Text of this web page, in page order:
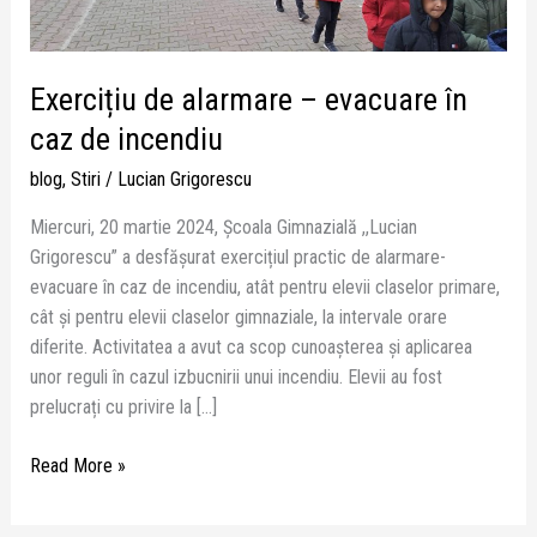
Exercițiu de alarmare – evacuare în
caz de incendiu
blog, Stiri/ Lucian Grigorescu
Miercuri, 20 martie 2024, Școala Gimnazială ,,Lucian
Grigorescu” a desfășurat exercițiul practic de alarmare-
evacuare în caz de incendiu, atât pentru elevii claselor primare,
cât și pentru elevii claselor gimnaziale, la intervale orare
diferite. Activitatea a avut ca scop cunoașterea și aplicarea
unor reguli în cazul izbucnirii unui incendiu. Elevii au fost
prelucrați cu privire la […]
de
incendiu
Read More »